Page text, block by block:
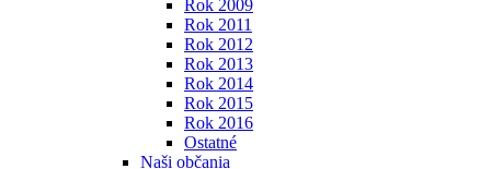
Rok 2009
Rok 2011
Rok 2012
Rok 2013
Rok 2014
Rok 2015
Rok 2016
Ostatné
Naši občania